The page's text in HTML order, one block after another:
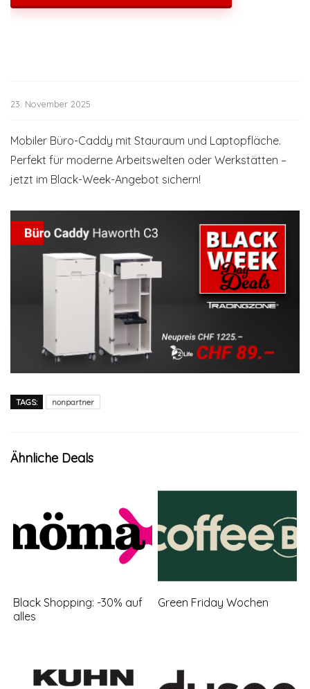
23. November 2025
Mobiler Büro-Caddy mit Stauraum und Laptopfläche.
Perfekt für moderne Arbeitswelten oder Werkstätten –
jetzt im Black-Week-Angebot sichern!
TAGS: nonpartner
Ähnliche Deals
Black Shopping: -30% auf
alles
Green Friday Wochen